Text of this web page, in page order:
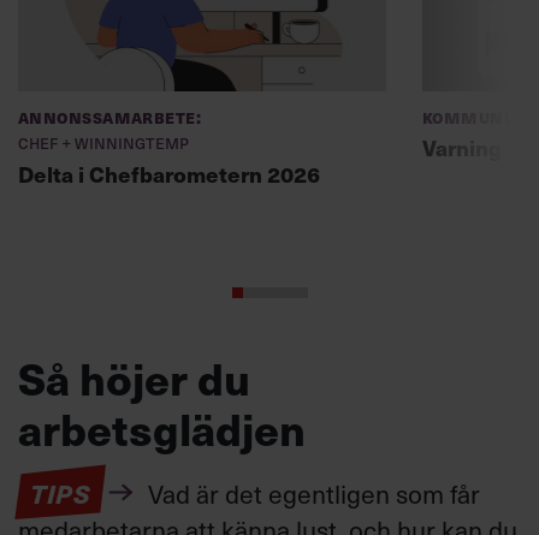
Annonssamarbete:
Chef + Winningtemp
Delta i Chefbarometern 2026
Varning
Så höjer du
arbetsglädjen
TIPS
Vad är det egentligen som får